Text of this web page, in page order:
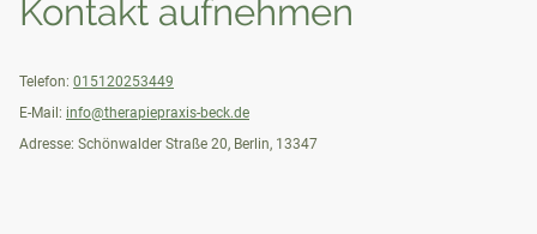
Kontakt aufnehmen
Telefon: 015120253449
E-Mail: info@therapiepraxis-beck.de
Adresse: Schönwalder Straße 20, Berlin, 13347